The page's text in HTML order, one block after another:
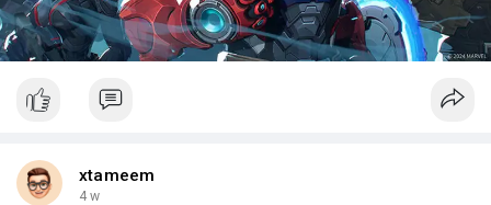
xtameem
4 w